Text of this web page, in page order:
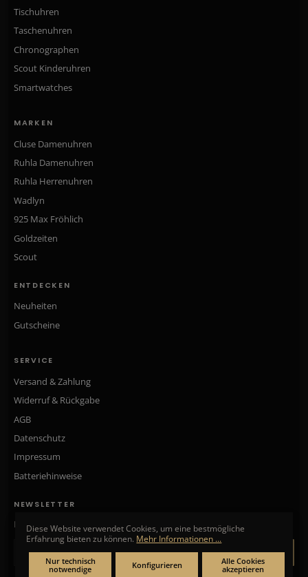
Tischuhren
Taschenuhren
Chronographen
Scout Kinderuhren
Smartwatches
MARKEN
Cluse Damenuhren
Ruhla Damenuhren
Ruhla Herrenuhren
Wadlyn
925 Max Fröhlich
Goldzeiten
Scout
ENTDECKEN
Neuheiten
Gutscheine
SERVICE
Versand & Zahlung
Widerruf & Rückgabe
AGB
Datenschutz
Impressum
Batteriehinweise
NEWSLETTER
Neue Kollektionen, exklusive Angebote & Aktionen direkt in Ihr Postfach.
ANMELDEN
Diese Website verwendet Cookies, um eine bestmögliche
Erfahrung bieten zu können. Mehr Informationen ...
Nur technisch
notwendige
Konfigurieren
Alle Cookies
akzeptieren